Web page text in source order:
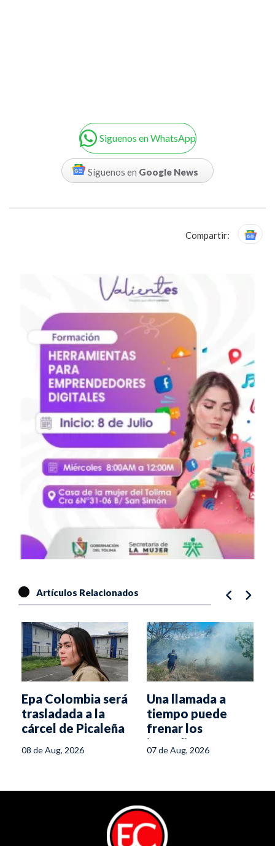
Siguenos en WhatsApp
Síguenos en Google News
Compartir:
Artículos Relacionados
Epa Colombia será
trasladada a la
cárcel de Picaleña
08 de Aug, 2026
Una llamada a
tiempo puede
frenar los
incendios
forestales en el
07 de Aug, 2026